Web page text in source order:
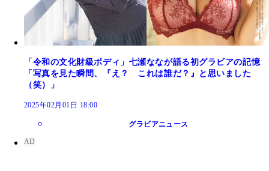
「令和の文化財級ボディ」七瀬ななが語る初グラビアの記憶
「写真を見た瞬間、『え？ これは誰だ？』と思いました
（笑）」
2025年02月01日 18:00
グラビアニュース